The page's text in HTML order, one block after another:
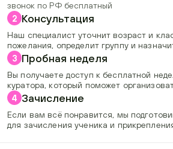
звонок по РФ бесплатный
2 Консультация
Наш специалист уточнит возраст и
пожелания, определит группу и
3 Пробная неделя
Вы получаете доступ к бесплатной
куратора, который поможет
4 Зачисление
Если вам всё понравится, мы
для зачисления ученика и